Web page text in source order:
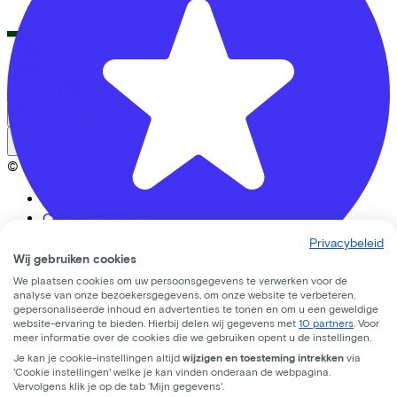
CC33 Amersfoort
3817KC Amersfoort
LinkedIn Instagram
© Lease a Bike. All Rights Reserved.
Cookie statement
Gebruiksvoorwaarden
Privacybeleid
Wij gebruiken cookies
We plaatsen cookies om uw persoonsgegevens te verwerken voor de
analyse van onze bezoekersgegevens, om onze website te verbeteren,
gepersonaliseerde inhoud en advertenties te tonen en om u een geweldige
website-ervaring te bieden. Hierbij delen wij gegevens met 10 partners . Voor
meer informatie over de cookies die we gebruiken opent u de instellingen.
Je kan je cookie-instellingen altijd wijzigen en toesteming intrekken via
'Cookie instellingen' welke je kan vinden onderaan de webpagina.
Vervolgens klik je op de tab ‘Mijn gegevens'.